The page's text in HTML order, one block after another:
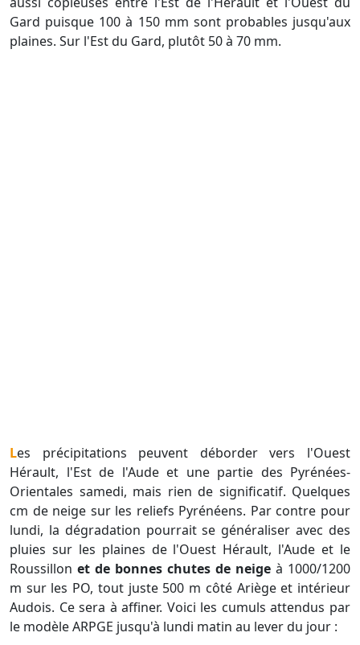
Gard puisque 100 à 150 mm sont probables jusqu'aux
plaines. Sur l'Est du Gard, plutôt 50 à 70 mm.
Les précipitations peuvent déborder vers l'Ouest
Hérault, l'Est de l'Aude et une partie des Pyrénées-
Orientales samedi, mais rien de significatif. Quelques
cm de neige sur les reliefs Pyrénéens. Par contre pour
lundi, la dégradation pourrait se généraliser avec des
pluies sur les plaines de l'Ouest Hérault, l'Aude et le
Roussillon et de bonnes chutes de neige à 1000/1200
m sur les PO, tout juste 500 m côté Ariège et intérieur
Audois. Ce sera à affiner. Voici les cumuls attendus par
le modèle ARPGE jusqu'à lundi matin au lever du jour :